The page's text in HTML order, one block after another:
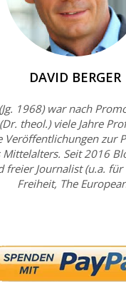
DAVID BERGER
1968) war nach
theol.) viele Jahre
Veröffentlichungen zur
Mittelalters. Seit 2016
freier Journalist (u.a. für
Freiheit, The